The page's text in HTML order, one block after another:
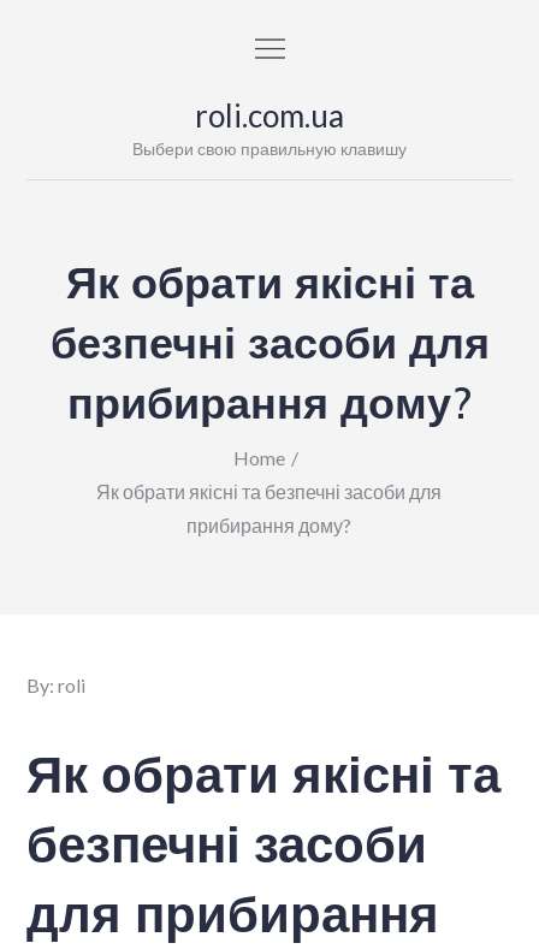
roli.com.ua
Выбери свою правильную клавишу
Як обрати якісні та
безпечні засоби для
прибирання дому?
Home
Як обрати якісні та безпечні засоби для
прибирання дому?
By:roli
Як обрати якісні та
безпечні засоби
для прибирання